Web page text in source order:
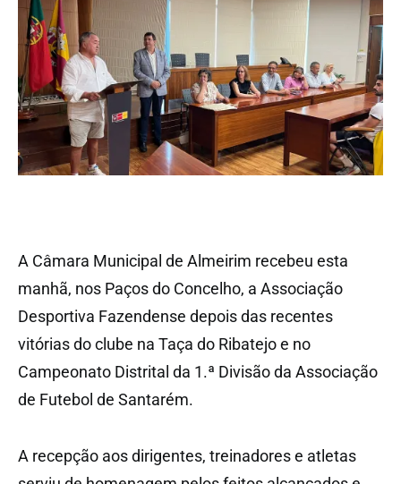
A Câmara Municipal de Almeirim recebeu esta
manhã, nos Paços do Concelho, a Associação
Desportiva Fazendense depois das recentes
vitórias do clube na Taça do Ribatejo e no
Campeonato Distrital da 1.ª Divisão da Associação
de Futebol de Santarém.
A recepção aos dirigentes, treinadores e atletas